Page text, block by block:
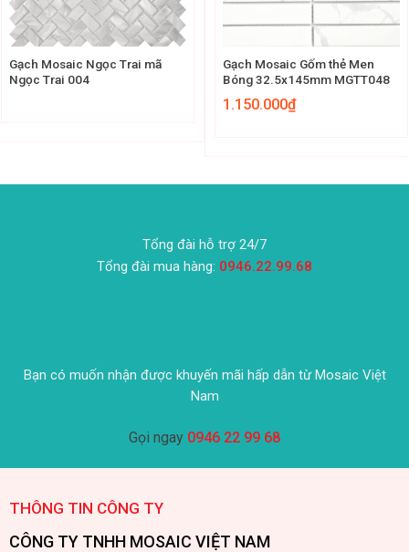
Gạch Mosaic Ngọc Trai mã
Ngọc Trai 004
Gạch Mosaic Gốm thẻ Men
Bóng 32.5x145mm MGTT048
1.150.000₫
Tổng đài hỗ trợ 24/7
Tổng đài mua hàng: 0946.22.99.68
Bạn có muốn nhận được khuyến mãi hấp dẫn từ Mosaic Việt
Nam
Gọi ngay 0946 22 99 68
THÔNG TIN CÔNG TY
CÔNG TY TNHH MOSAIC VIỆT NAM